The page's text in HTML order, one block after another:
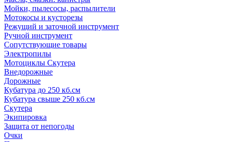
Мойки, пылесосы, распылители
Мотокосы и кусторезы
Режущий и заточной инструмент
Ручной инструмент
Сопутствующие товары
Электропилы
Мотоциклы Скутера
Внедорожные
Дорожные
Кубатура до 250 кб.см
Кубатура свыше 250 кб.см
Скутера
Экипировка
Защита от непогоды
Очки